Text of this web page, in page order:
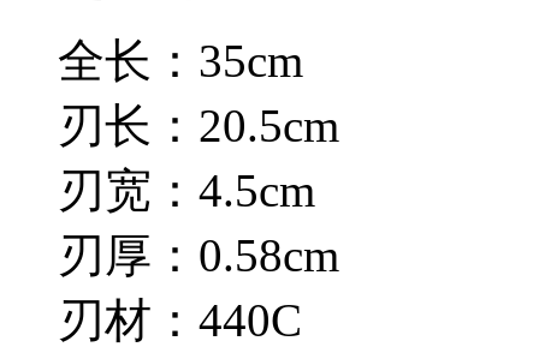
全长：35cm
刃长：20.5cm
刃宽：4.5cm
刃厚：0.58cm
刃材：440C